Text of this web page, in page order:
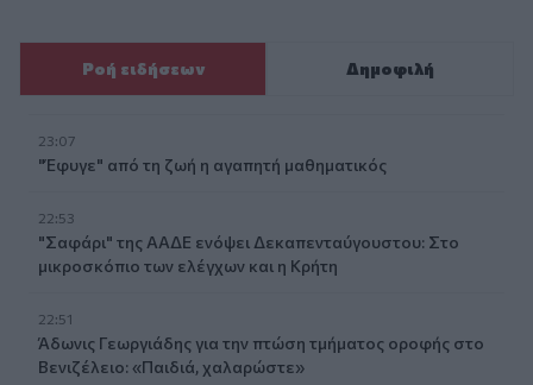
Ροή ειδήσεων Δημοφιλή
23:07
"Έφυγε" από τη ζωή η αγαπητή μαθηματικός
22:53
"Σαφάρι" της ΑΑΔΕ ενόψει Δεκαπενταύγουστου: Στο
μικροσκόπιο των ελέγχων και η Κρήτη
22:51
Άδωνις Γεωργιάδης για την πτώση τμήματος οροφής στο
Βενιζέλειο: «Παιδιά, χαλαρώστε»